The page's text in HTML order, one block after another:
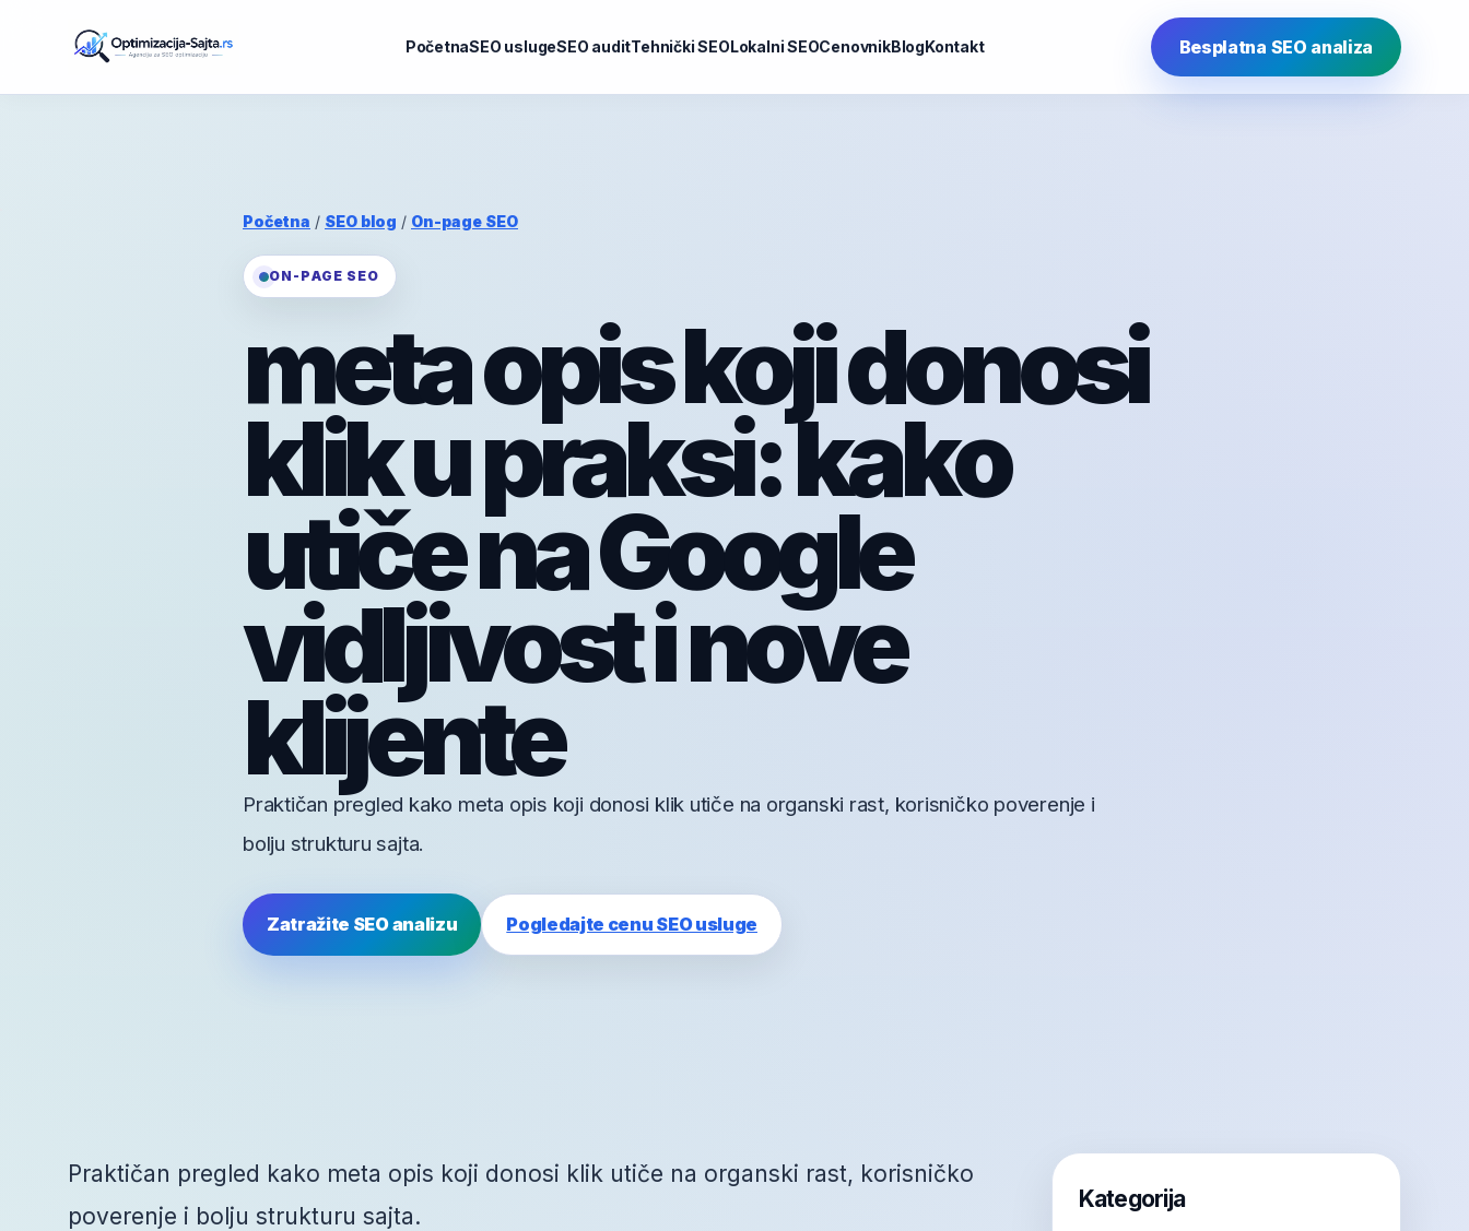
PočetnaSEO uslugeSEO auditTehnički SEOLokalni SEOCenovnikBlogKontakt Besplatna SEO analiza
Početna / SEO blog / On-page SEO
ON-PAGE SEO
meta opis koji donosi
klik u praksi: kako
utiče na Google
vidljivost i nove
klijente
Praktičan pregled kako meta opis koji donosi klik utiče na organski rast, korisničko poverenje i
bolju strukturu sajta.
Zatražite SEO analizu Pogledajte cenu SEO usluge
Praktičan pregled kako meta opis koji donosi klik utiče na organski rast, korisničko
poverenje i bolju strukturu sajta.
Kategorija